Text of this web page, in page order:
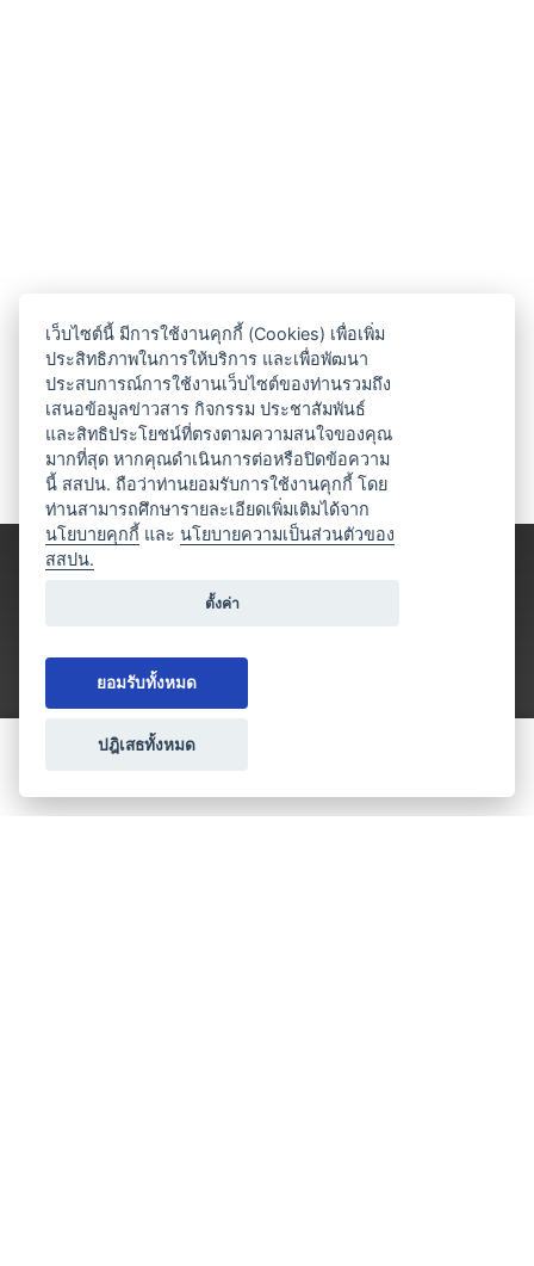
ประเภทธุรกิจไมซ์
เว็บไซต์นี้ มีการใช้งานคุกกี้ (Cookies) เพื่อเพิ่ม
ประสิทธิภาพในการให้บริการ และเพื่อพัฒนา
ประสบการณ์การใช้งานเว็บไซต์ของท่านรวมถึง
เสนอข้อมูลข่าวสาร กิจกรรม ประชาสัมพันธ์
และสิทธิประโยชน์ที่ตรงตามความสนใจของคุณ
มากที่สุด หากคุณดำเนินการต่อหรือปิดข้อความ
นี้ สสปน. ถือว่าท่านยอมรับการใช้งานคุกกี้ โดย
ท่านสามารถศึกษารายละเอียดเพิ่มเติมได้จาก
นโยบายคุกกี้ และนโยบายความเป็นส่วนตัวของ
สสปน.
ตั้งค่า
ยอมรับทั้งหมด
ปฎิเสธทั้งหมด